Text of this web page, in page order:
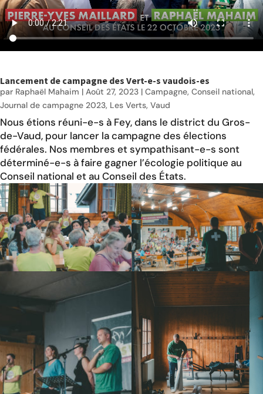
Lancement de campagne des Vert-e-s vaudois-es
par Raphaël Mahaim | Août 27, 2023 | Campagne, Conseil national,
Journal de campagne 2023, Les Verts, Vaud
Nous étions réuni-e-s à Fey, dans le district du Gros-
de-Vaud, pour lancer la campagne des élections
fédérales. Nos membres et sympathisant-e-s sont
déterminé-e-s à faire gagner l’écologie politique au
Conseil national et au Conseil des États.